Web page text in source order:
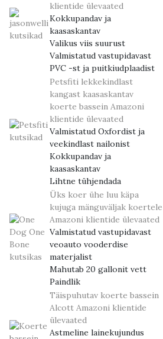
klientide ülevaated
Kokkupandav ja
kaasaskantav
Valikus viis suurust
Valmistatud vastupidavast
PVC -st ja puitkiudplaadist
Petsfiti lekkekindlast
kangast kaasaskantav
koerte bassein Amazoni
klientide ülevaated
Valmistatud Oxfordist ja
veekindlast nailonist
Kokkupandav ja
kaasaskantav
Lihtne tühjendada
Üks koer ühe luu käpa
kujuga mänguväljak koertele
Amazoni klientide ülevaated
Valmistatud vastupidavast
veoauto vooderdise
materjalist
Mahutab 20 gallonit vett
Paindlik
Täispuhutav koerte bassein
Alcott Amazoni klientide
ülevaated
Astmeline lainekujundus